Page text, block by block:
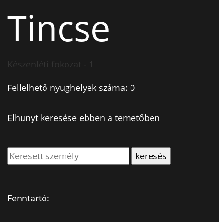
Tincse
Készenléti fokozat - 1
Fellelhető nyughelyek száma: 0
Elhunyt keresése ebben a temetőben
Fenntartó: